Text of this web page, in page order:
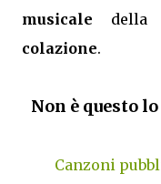
musicale della
colazione.
Non è questo
Canzoni